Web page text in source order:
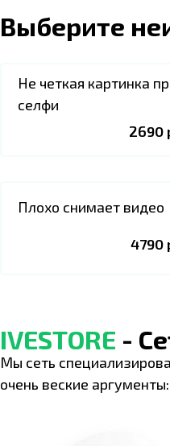
Выберите
Не четкая картинка
селфи
2690
Плохо снимает видео
4790
IVESTORE -
Мы сеть
очень веские аргументы: